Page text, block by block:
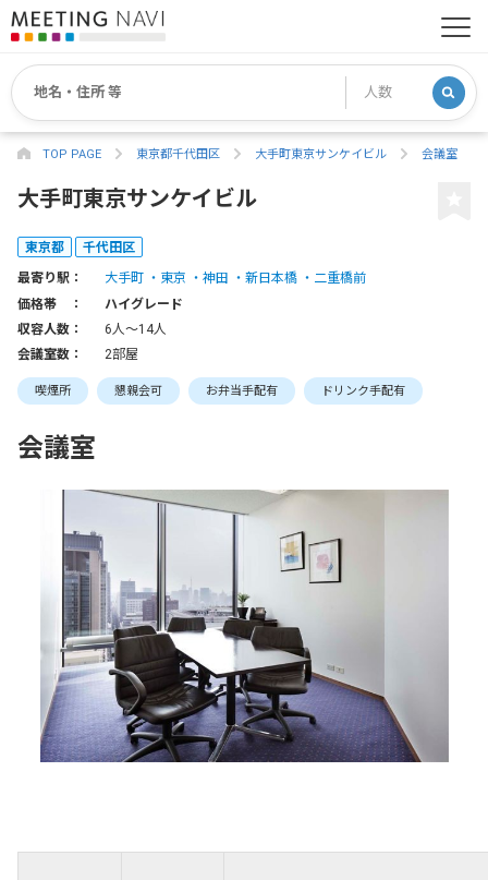
TOP PAGE 東京都千代田区 大手町東京サンケイビル 会議室
大手町東京サンケイビル
東京都 千代田区
最寄り駅： 大手町 東京 神田 新日本橋
二重橋前
価格帯 ：
ハイグレード
収容人数：
6人〜14人
会議室数：
2部屋
喫煙所 懇親会可 お弁当手配有 ドリンク手配有
会議室